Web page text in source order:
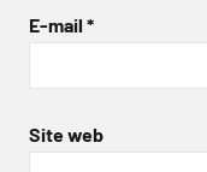
E-mail *
Site web